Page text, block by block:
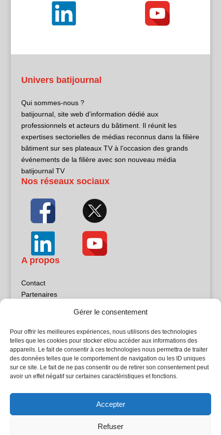
Gérer le consentement
Pour offrir les meilleures expériences, nous utilisons des technologies
telles que les cookies pour stocker et/ou accéder aux informations des
appareils. Le fait de consentir à ces technologies nous permettra de traiter
des données telles que le comportement de navigation ou les ID uniques
sur ce site. Le fait de ne pas consentir ou de retirer son consentement peut
avoir un effet négatif sur certaines caractéristiques et fonctions.
Accepter
Refuser
Univers batijournal
Qui sommes-nous ?
batijournal, site web d’information dédié aux
professionnels et acteurs du bâtiment. Il réunit les
expertises sectorielles de médias reconnus dans la filière
bâtiment sur ses plateaux TV à l’occasion des grands
événements de la filière avec son nouveau média
batijournal TV
Nos réseaux sociaux
A propos
Contact
Partenaires
Politique de confidentialité
Sites partenaires
5Façades
Atrium Patrimoine
L'Atelier Bois